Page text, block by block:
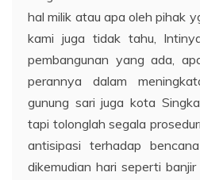
hal milik atau apa oleh pihak
kami juga tidak tahu,
pembangunan yang ada,
perannya dalam
gunung sari juga kota
tapi tolonglah segala
antisipasi terhadap
dikemudian hari seperti